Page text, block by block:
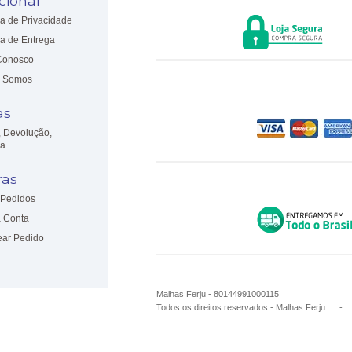
de Privacidade
de Entrega
Somos
Devolução,
Conta
Pedido
Malhas Ferju - 80144991000115
Todos os direitos reservados- Malhas Ferju